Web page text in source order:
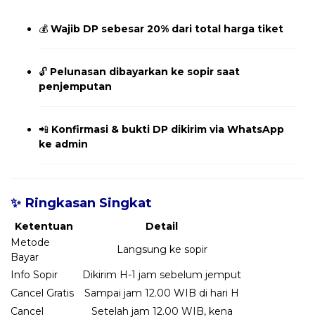
💰 Wajib DP sebesar 20% dari total harga tiket
🔓 Pelunasan dibayarkan ke sopir saat
penjemputan
📲 Konfirmasi & bukti DP dikirim via WhatsApp
ke admin
✨ Ringkasan Singkat
Ketentuan
Detail
Metode
Bayar
Langsung ke sopir
Info Sopir
Dikirim H-1 jam sebelum jemput
Cancel Gratis
Sampai jam 12.00 WIB di hari H
Cancel
Setelah jam 12.00 WIB, kena